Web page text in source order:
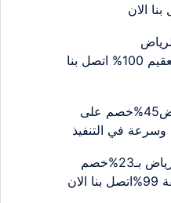
رخيصه..تنظيف فصول..تعقيم 100% اتصل بنا
شركة تنظيف فلل بالرياض45%خصم على
في التنفيذ
شركة تنظيف مكاتب بالرياض بـ23%خصم